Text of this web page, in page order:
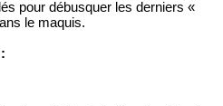
pour débusquer les derniers «
le maquis.